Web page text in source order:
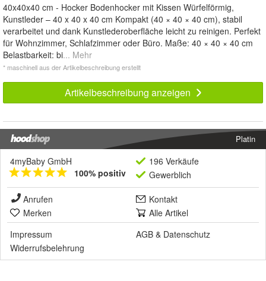
40x40x40 cm - Hocker Bodenhocker mit Kissen Würfelförmig,
Kunstleder – 40 x 40 x 40 cm Kompakt (40 × 40 × 40 cm), stabil
verarbeitet und dank Kunstlederoberfläche leicht zu reinigen. Perfekt
für Wohnzimmer, Schlafzimmer oder Büro. Maße: 40 × 40 × 40 cm
Belastbarkeit: bi... Mehr
* maschinell aus der Artikelbeschreibung erstellt
Artikelbeschreibung anzeigen
Platin
4myBaby GmbH
100% positiv
196 Verkäufe
Gewerblich
Anrufen
Kontakt
Merken
Alle Artikel
Impressum
AGB & Datenschutz
Widerrufsbelehrung